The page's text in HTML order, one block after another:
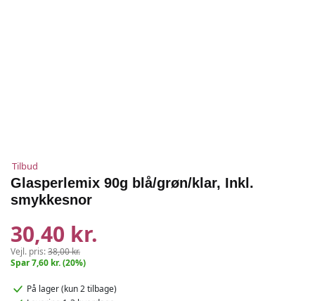
Tilbud
Glasperlemix 90g blå/grøn/klar, Inkl.
smykkesnor
30,40 kr.
Vejl. pris:38,00 kr.
Spar 7,60 kr. (20%)
På lager(kun 2 tilbage)